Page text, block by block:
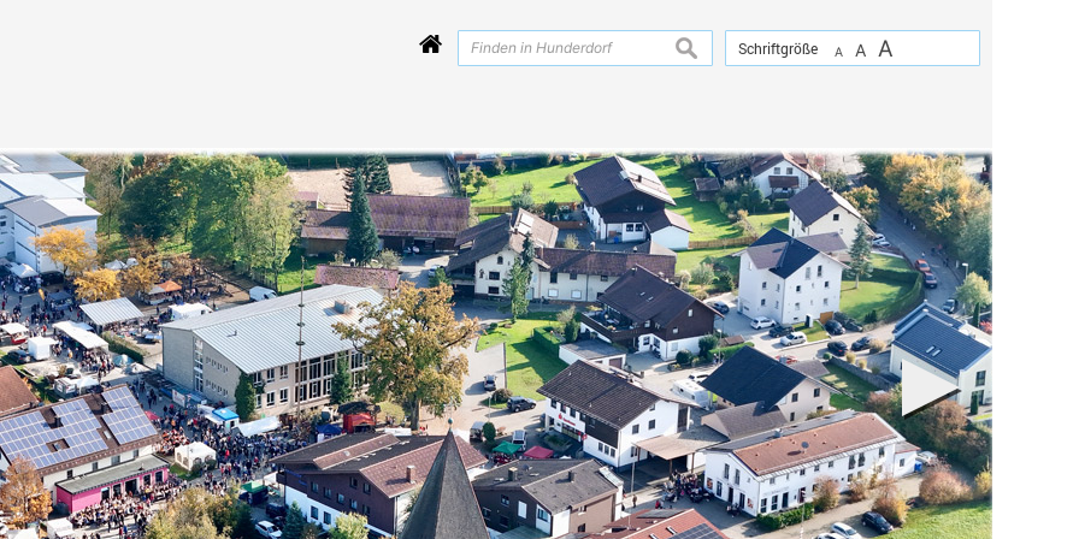
Schriftgröße A A A
suchen